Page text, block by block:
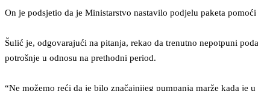
On je podsjetio da je Ministarstvo nastavilo podjelu paketa
Šulić je, odgovarajući na pitanja, rekao da trenutno nepotpuni
potrošnje u odnosu na prethodni period.
“Ne možemo reći da je bilo značajnijeg pumpanja marže kada je